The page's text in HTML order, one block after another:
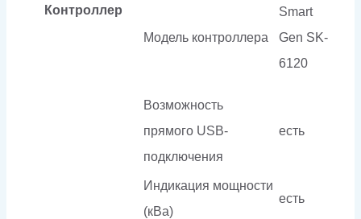
Контроллер
Модель контроллера
Smart
Gen SK-
6120
Возможность
прямого USB-
подключения
есть
Индикация мощности
(кВа)
есть